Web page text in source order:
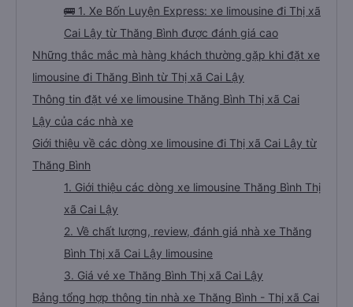
🚌 1. Xe Bốn Luyện Express: xe limousine đi Thị xã
Cai Lậy từ Thăng Bình được đánh giá cao
Những thắc mắc mà hàng khách thường gặp khi đặt xe
limousine đi Thăng Bình từ Thị xã Cai Lậy
Thông tin đặt vé xe limousine Thăng Bình Thị xã Cai
Lậy của các nhà xe
Giới thiệu về các dòng xe limousine đi Thị xã Cai Lậy từ
Thăng Bình
1. Giới thiệu các dòng xe limousine Thăng Bình Thị
xã Cai Lậy
2. Về chất lượng, review, đánh giá nhà xe Thăng
Bình Thị xã Cai Lậy limousine
3. Giá vé xe Thăng Bình Thị xã Cai Lậy
Bảng tổng hợp thông tin nhà xe Thăng Bình - Thị xã Cai